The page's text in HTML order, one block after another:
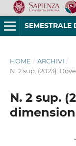
SEMESTRALE
HOME / ARCHIVI /
N. 2 sup. (2023):
N. 2 sup.